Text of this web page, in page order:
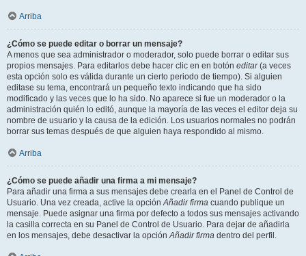
Arriba
¿Cómo se puede editar o borrar un mensaje?
A menos que sea administrador o moderador, solo puede borrar o editar sus
propios mensajes. Para editarlos debe hacer clic en en botón editar(a veces
esta opción solo es válida durante un cierto periodo de tiempo). Si alguien
editase su tema, encontrará un pequeño texto indicando que ha sido
modificado y las veces que lo ha sido. No aparece si fue un moderador o la
administración quién lo editó, aunque la mayoría de las veces el editor deja su
nombre de usuario y la causa de la edición. Los usuarios normales no podrán
borrar sus temas después de que alguien haya respondido al mismo.
Arriba
¿Cómo se puede añadir una firma a mi mensaje?
Para añadir una firma a sus mensajes debe crearla en el Panel de Control de
Usuario. Una vez creada, active la opciónAñadir firma cuando publique un
mensaje. Puede asignar una firma por defecto a todos sus mensajes activando
la casilla correcta en su Panel de Control de Usuario. Para dejar de añadirla
en los mensajes, debe desactivar la opciónAñadir firma dentro del perfil.